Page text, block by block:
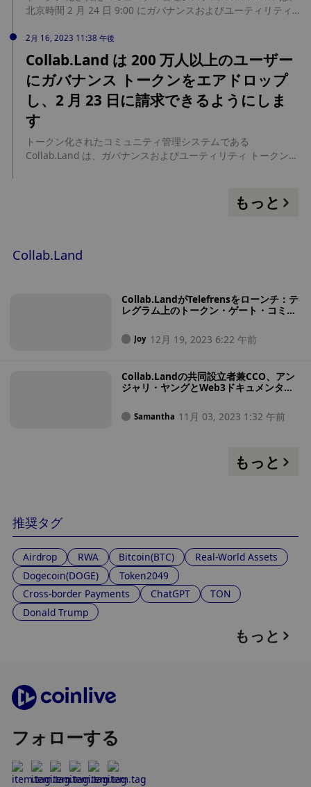
の COLLAB トークンを持つウォレットは、10 個の COLLAB ト
北京時間 2 月 24 日 9:00 にガバナンスおよびユーティリティ
日まで継続します。ユーザーは、公式 Web サイトでのみ請求
できます。ウォレット接続不要、メッセージ署名不要、ガスゼ
ロ。
2月 16, 2023 11:38 午後
Collab.Land は 200 万人以上のユーザー
にガバナンス トークンをエアドロップ
し、2 月 23 日に請求できるようにしま
す
トークン化されたコミュニティ管理システムである
Collab.Land は、ガバナンスおよびユーティリティ トークンで
間は、2023 年 2 月 23 日から 5 月 23 日までです. 2023年。
Airdrop には、Discord または Telegram の検証済みコミュニ
ミュニティが Collab.Land ボットと上位 100 の Discord コミ
Membership NFT ホルダーの場合、エアドロップ オブジェク
トの最初の 2 種類のスナップショットは 2023 年 2 月 14 日で
DAO Treasuryが50%、チーム/投資家/パートナーが25%、遡及
もっと
Collab.Land
Collab.LandがTelefrensをローンチ：テ
レグラム上のトークン・ゲート・コミュ
Joy 12月 19, 2023 6:22 午前
Collab.Landの共同設立者兼CCO、アン
ジャリ・ヤングとWeb3ドキュメンタリ
Samantha 11月 03, 2023 1:32 午前
もっと
推奨タグ
Airdrop RWA Bitcoin(BTC)
Real-World Assets
Dogecoin(DOGE)
Token2049
Cross-border Payments
ChatGPT
TON
Donald Trump
もっと
フォローする